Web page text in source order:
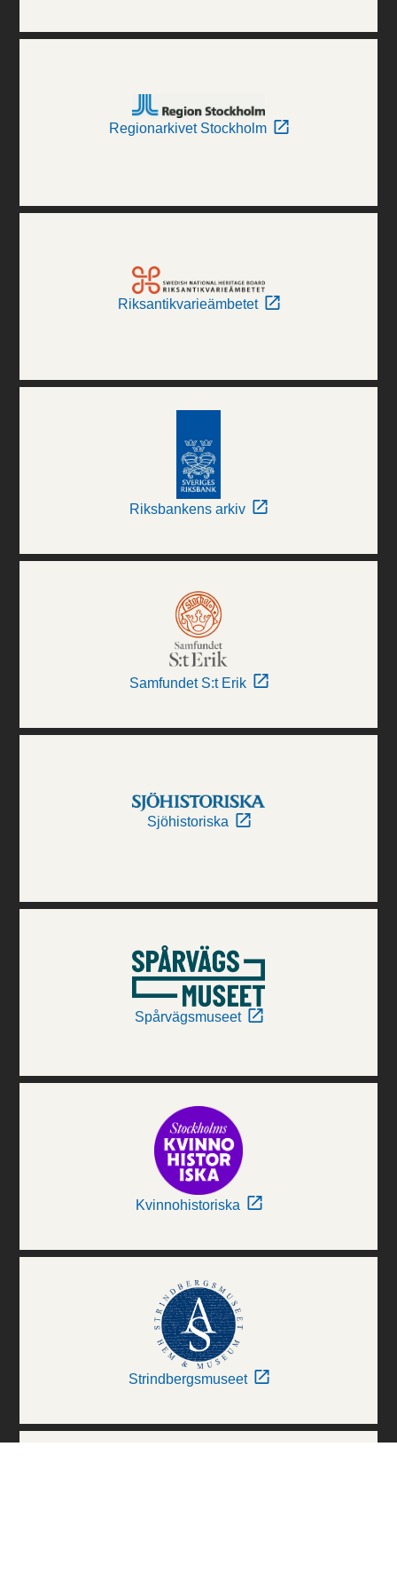
Regionarkivet Stockholm
Riksantikvarieämbetet
Riksbankens arkiv
Samfundet S:t Erik
Sjöhistoriska
Spårvägsmuseet
Kvinnohistoriska
Strindbergsmuseet